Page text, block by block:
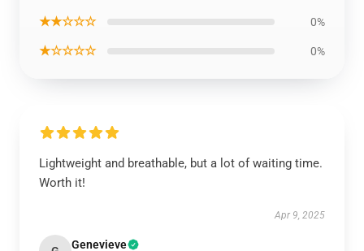
★★☆☆☆ 0%
★☆☆☆☆ 0%
Lightweight and breathable, but a lot of waiting time.
Worth it!
Apr 9, 2025
Genevieve